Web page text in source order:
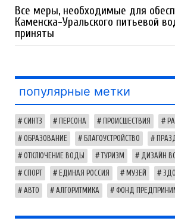
Все меры, необходимые для
Каменска-Уральского питьевой
приняты
популярные метки
СИНТЗ ПЕРСОНА ПРОИСШЕСТВИЯ
ОБРАЗОВАНИЕ БЛАГОУСТРОЙСТВО
ОТКЛЮЧЕНИЕ ВОДЫ ТУРИЗМ ДИЗАЙН
СПОРТ ЕДИНАЯ РОССИЯ МУЗЕЙ
АВТО АЛГОРИТМИКА ФОНД